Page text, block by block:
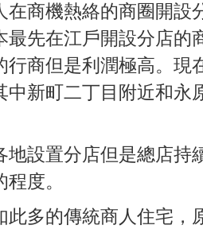
在商機熱絡的商圈開設
最先在江戶開設分店的
行商但是利潤極高。現
中新町二丁目附近和永
地設置分店但是總店持
度。
此多的傳統商人住宅，